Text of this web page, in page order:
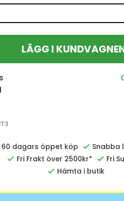
LÄGG I
60 dagars öppet köp
Snabba
Fri Frakt över 2500kr*
Fri
Hämta i butik